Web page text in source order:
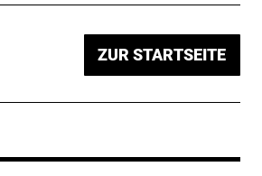
ZUR STARTSEITE